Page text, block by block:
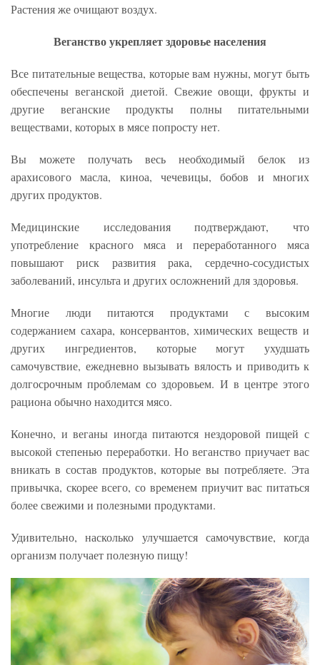
Растения же очищают воздух.
Веганство укрепляет здоровье населения
Все питательные вещества, которые вам нужны, могут быть
обеспечены веганской диетой. Свежие овощи, фрукты и
другие веганские продукты полны питательными
веществами, которых в мясе попросту нет.
Вы можете получать весь необходимый белок из
арахисового масла, киноа, чечевицы, бобов и многих
других продуктов.
Медицинские исследования подтверждают, что
употребление красного мяса и переработанного мяса
повышают риск развития рака, сердечно-сосудистых
заболеваний, инсульта и других осложнений для здоровья.
Многие люди питаются продуктами с высоким
содержанием сахара, консервантов, химических веществ и
других ингредиентов, которые могут ухудшать
самочувствие, ежедневно вызывать вялость и приводить к
долгосрочным проблемам со здоровьем. И в центре этого
рациона обычно находится мясо.
Конечно, и веганы иногда питаются нездоровой пищей с
высокой степенью переработки. Но веганство приучает вас
вникать в состав продуктов, которые вы потребляете. Эта
привычка, скорее всего, со временем приучит вас питаться
более свежими и полезными продуктами.
Удивительно, насколько улучшается самочувствие, когда
организм получает полезную пищу!